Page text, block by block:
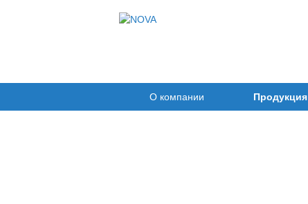
О компании Продукция